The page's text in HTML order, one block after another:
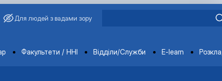
Для людей з вадами зору
Факультети / ННІ Відділи/Служби E-learn